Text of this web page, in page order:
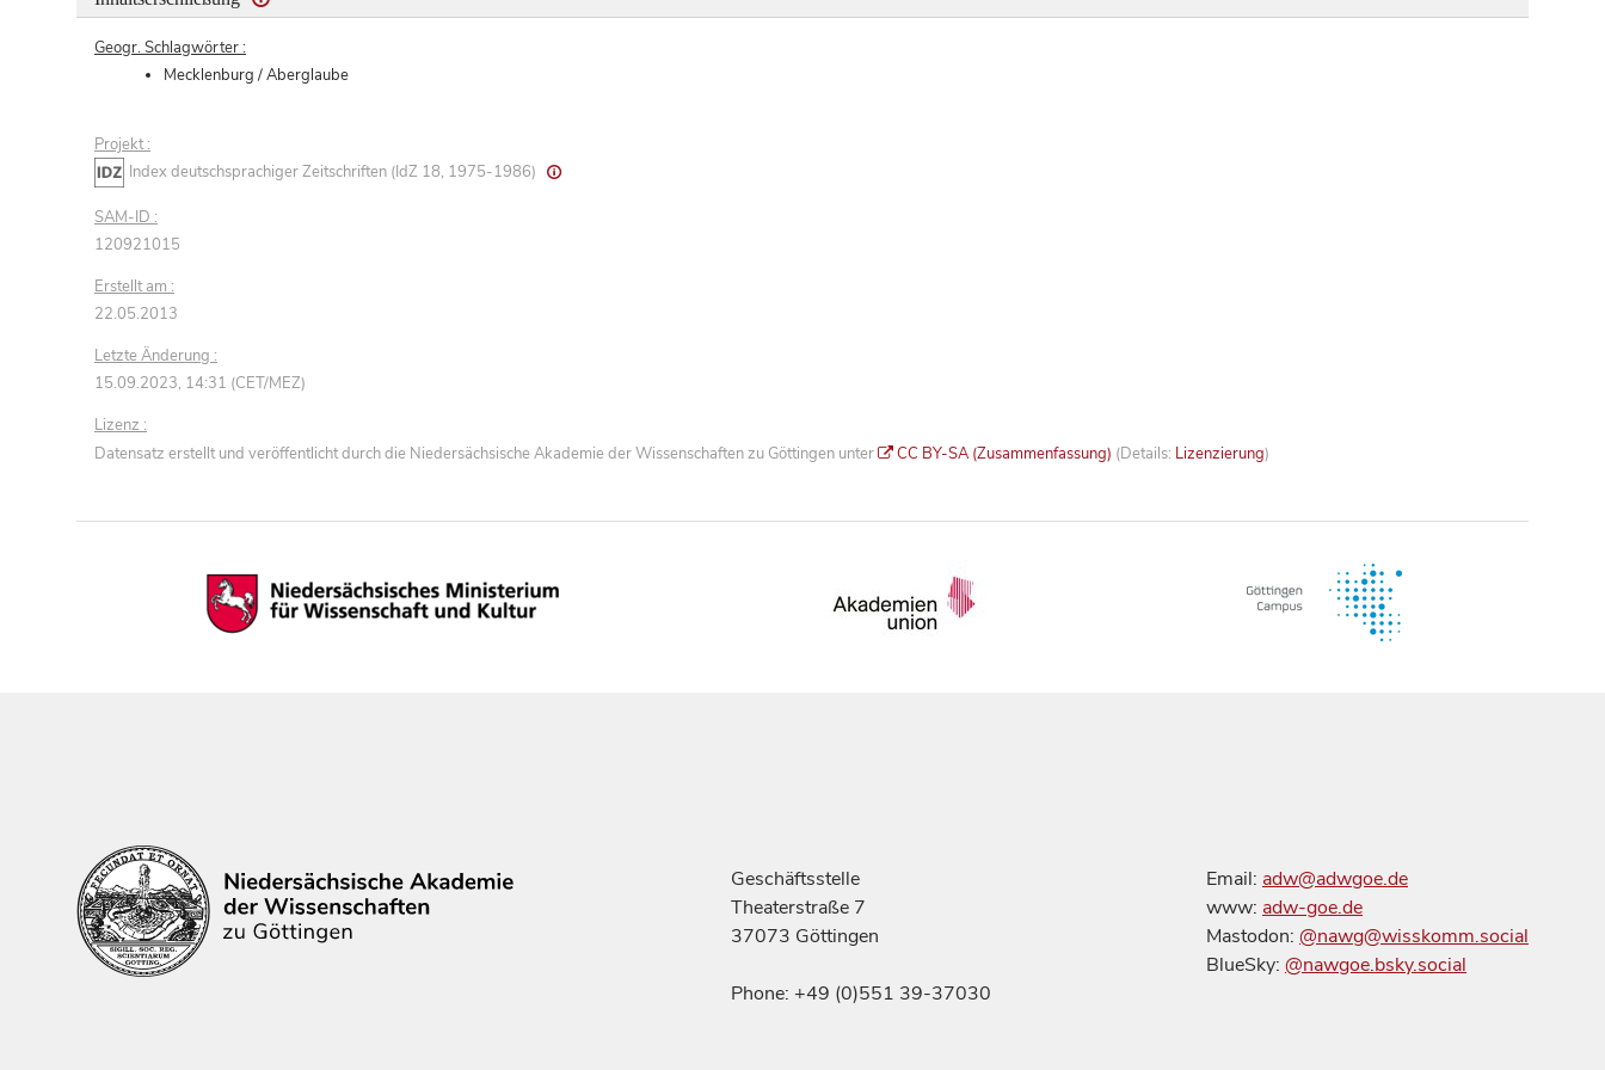
Geogr. Schlagwörter :
Mecklenburg / Aberglaube
Projekt :
Index deutschsprachiger Zeitschriften (IdZ 18, 1975-1986)
SAM-ID :
120921015
Erstellt am :
22.05.2013
Letzte Änderung :
15.09.2023, 14:31 (CET/MEZ)
Lizenz :
Datensatz erstellt und veröffentlicht durch die Niedersächsische Akademie der Wissenschaften zu Göttingen unter
CC BY-SA (Zusammenfassung) (Details: Lizenzierung)
Geschäftsstelle
Theaterstraße 7
37073 Göttingen
Phone: +49 (0)551 39-37030
Email: adw@adwgoe.de
www: adw-goe.de
Mastodon: @nawg@wisskomm.social
BlueSky: @nawgoe.bsky.social